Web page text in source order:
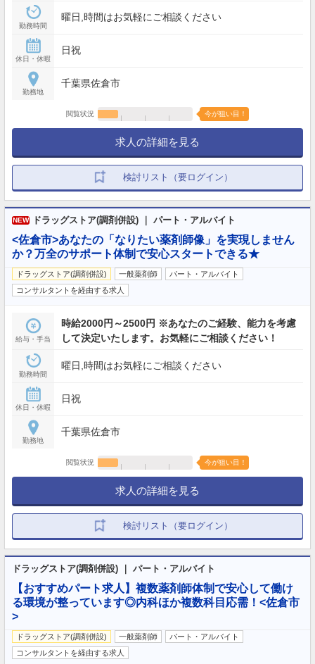
勤務時間
曜日,時間はお気軽にご相談ください
休日・休暇
日祝
勤務地
千葉県佐倉市
閲覧状況 今が狙い目！
求人の詳細を見る
検討リスト（要ログイン）
NEW ドラッグストア(調剤併設) ｜ パート・アルバイト
<佐倉市>あなたの「なりたい薬剤師像」を実現しません
か？万全のサポート体制で安心スタートできる★
ドラッグストア(調剤併設) 一般薬剤師
パート・アルバイト
コンサルタントを経由する求人
給与・手当
時給2000円～2500円 ※あなたのご経験、能力を考慮
して決定いたします。お気軽にご相談ください！
勤務時間
曜日,時間はお気軽にご相談ください
休日・休暇
日祝
勤務地
千葉県佐倉市
閲覧状況 今が狙い目！
求人の詳細を見る
検討リスト（要ログイン）
ドラッグストア(調剤併設) ｜ パート・アルバイト
【おすすめパート求人】複数薬剤師体制で安心して働け
る環境が整っています◎内科ほか複数科目応需！<佐倉市
>
ドラッグストア(調剤併設) 一般薬剤師
パート・アルバイト
コンサルタントを経由する求人